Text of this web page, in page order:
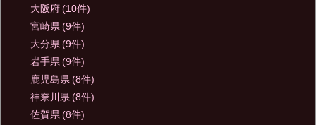
大阪府 (10件)
宮崎県 (9件)
大分県 (9件)
岩手県 (9件)
鹿児島県 (8件)
神奈川県 (8件)
佐賀県 (8件)